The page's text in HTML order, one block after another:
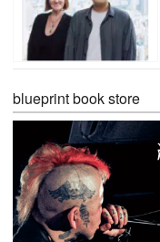
blueprint book store